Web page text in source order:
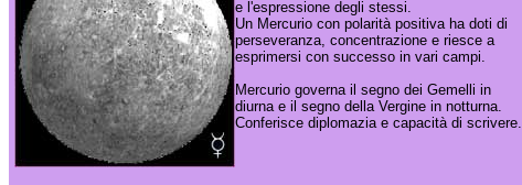
e l'espressione degli stessi.
Un Mercurio con polarità positiva ha doti di
perseveranza, concentrazione e riesce a
esprimersi con successo in vari campi.
Mercurio governa il segno dei Gemelli in
diurna e il segno della Vergine in notturna.
Conferisce diplomazia e capacità di scrivere.